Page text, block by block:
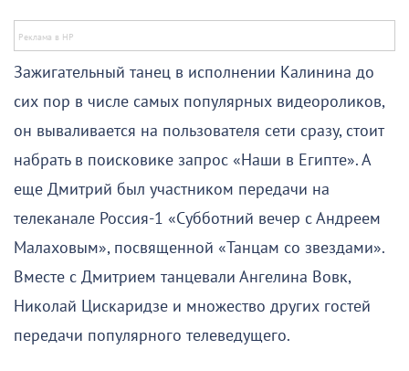
Зажигательный танец в исполнении Калинина до
сих пор в числе самых популярных видеороликов,
он вываливается на пользователя сети сразу, стоит
набрать в поисковике запрос «Наши в Египте». А
еще Дмитрий был участником передачи на
телеканале Россия-1 «Субботний вечер с Андреем
Малаховым», посвященной «Танцам со звездами».
Вместе с Дмитрием танцевали Ангелина Вовк,
Николай Цискаридзе и множество других гостей
передачи популярного телеведущего.